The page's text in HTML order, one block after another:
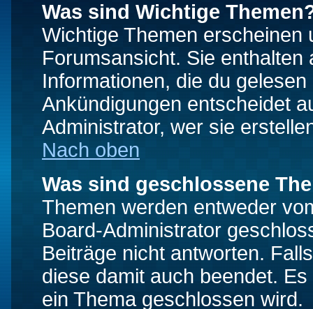
Was sind Wichtige
Wichtige Themen erscheinen
Forumsansicht. Sie
Informationen, die du
Ankündigungen entscheidet
Administrator, wer sie
Nach oben
Was sind geschlossene
Themen werden entweder
Board-Administrator
Beiträge nicht antworten.
diese damit auch beendet.
ein Thema geschlossen wird.